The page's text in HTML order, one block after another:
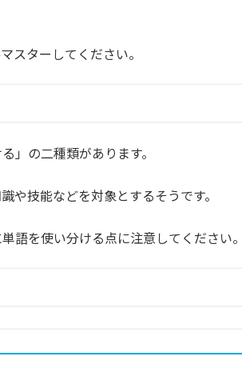
スターしてください。
」の二種類があります。
や技能などを対象とするそうです。
語を使い分ける点に注意してください。